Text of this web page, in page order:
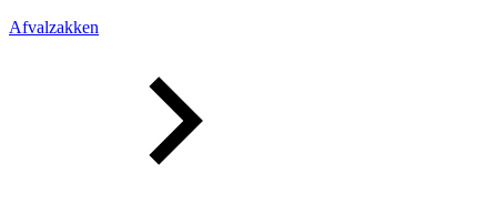
Afvalzakken